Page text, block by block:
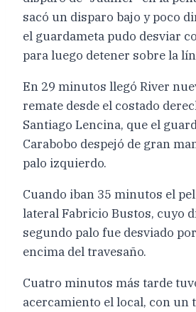
sacó un disparo bajo y poco
el guardameta pudo desviar
para luego detener sobre la
En 29 minutos llegó River
remate desde el costado
Santiago Lencina, que el
Carabobo despejó de gran
palo izquierdo.
Cuando iban 35 minutos el
lateral Fabricio Bustos, cuyo
segundo palo fue desviado
encima del travesaño.
Cuatro minutos más tarde
acercamiento el local, con un